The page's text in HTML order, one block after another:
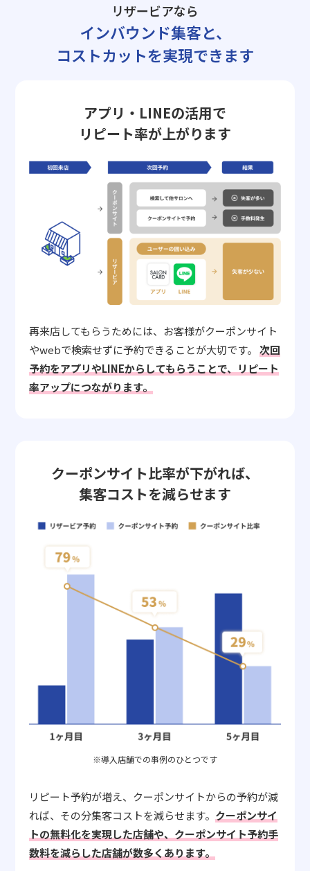
リザービアなら
インバウンド集客と、
コストカットを実現できます
アプリ・LINEの活用で
リピート率が上がります
再来店してもらうためには、お客様がクーポンサイト
やwebで検索せずに予約できることが大切です。 次回
予約をアプリやLINEからしてもらうことで、リピート
率アップにつながります。
クーポンサイト比率が下がれば、
集客コストを減らせます
※導入店舗での事例のひとつです
リピート予約が増え、クーポンサイトからの予約が減
れば、その分集客コストを減らせます。 クーポンサイ
トの無料化を実現した店舗や、クーポンサイト予約手
数料を減らした店舗が数多くあります。